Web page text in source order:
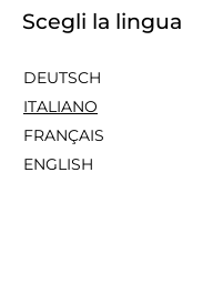
Scegli la lingua
DEUTSCH
ITALIANO
FRANÇAIS
ENGLISH